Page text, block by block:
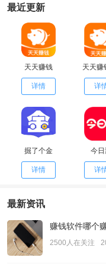
最近更新
天天赚钱
详情
天天赚
详
掘了个金
详情
今
详
最新资讯
赚钱软件哪个
2500人在关注